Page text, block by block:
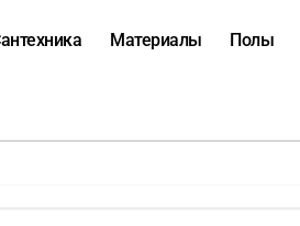
Материалы Полы